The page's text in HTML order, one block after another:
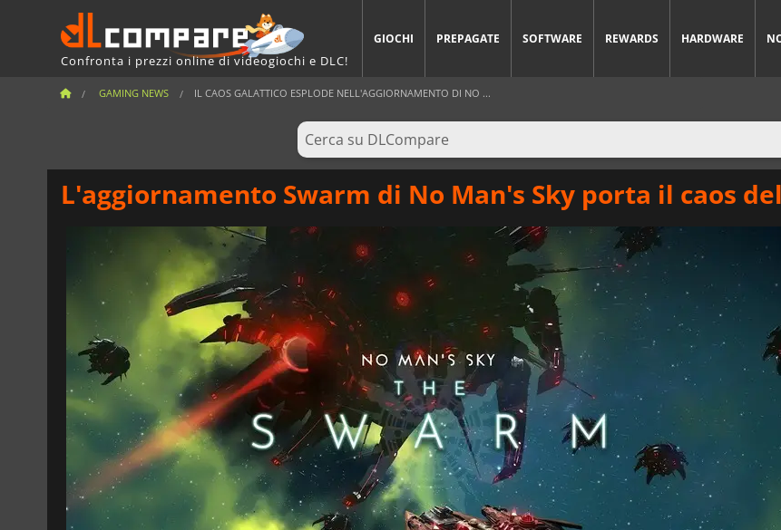
Confronta i prezzi online di videogiochi e DLC!
GIOCHI PREPAGATE SOFTWARE REWARDS HARDWARE
GAMING NEWS IL CAOS GALATTICO ESPLODE NELL'AGGIORNAMENTO DI NO ...
L'aggiornamento Swarm di No Man's Sky porta il caos